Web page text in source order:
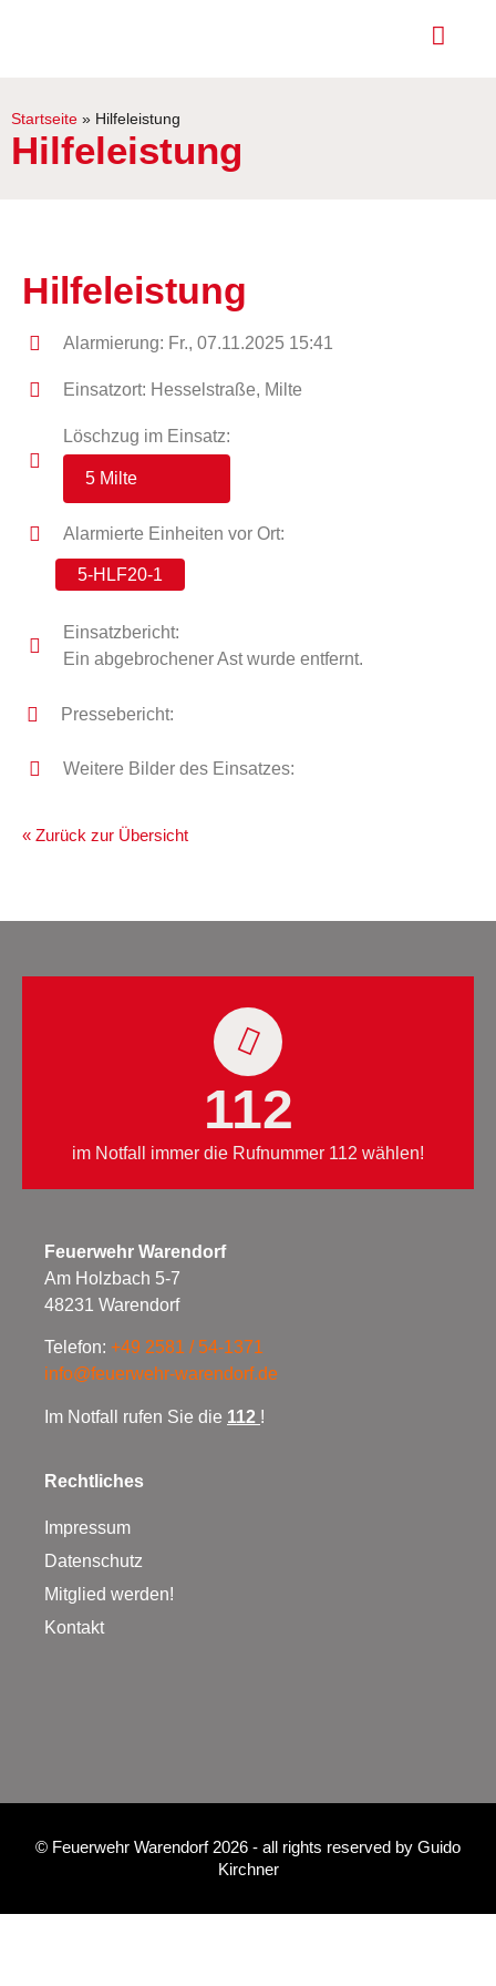
Startseite » Hilfeleistung
Hilfeleistung
Hilfeleistung
Alarmierung: Fr., 07.11.2025 15:41
Einsatzort: Hesselstraße, Milte
Löschzug im Einsatz:
5 Milte
Alarmierte Einheiten vor Ort:
5-HLF20-1
Einsatzbericht:
Ein abgebrochener Ast wurde entfernt.
Pressebericht:
Weitere Bilder des Einsatzes:
« Zurück zur Übersicht
112
im Notfall immer die Rufnummer 112 wählen!
Feuerwehr Warendorf
Am Holzbach 5-7
48231 Warendorf
Telefon: +49 2581 / 54-1371
info@feuerwehr-warendorf.de
Im Notfall rufen Sie die 112 !
Rechtliches
Impressum
Datenschutz
Mitglied werden!
Kontakt
© Feuerwehr Warendorf 2026 - all rights reserved by Guido
Kirchner